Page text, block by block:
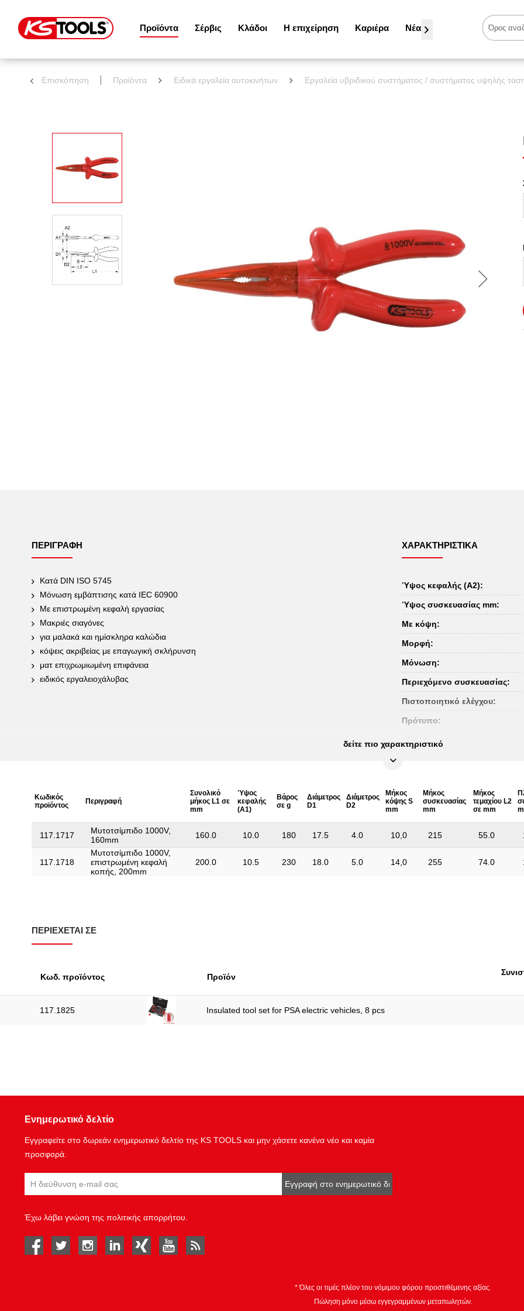
Προϊόντα Σέρβις Κλάδοι Η επιχείρηση Καριέρα Νέα 
Επισκόπηση Προϊόντα Ειδικά εργαλεία αυτοκινήτων Εργαλεία υβριδικού συστήματος / συστήματος υψηλής
ΠΕΡΙΓΡΑΦΉ
Κατά DIN ISO 5745
Μόνωση εμβάπτισης κατά IEC 60900
Με επιστρωμένη κεφαλή εργασίας
Μακριές σιαγόνες
για μαλακά και ημίσκληρα καλώδια
κόψεις ακριβείας με επαγωγική σκλήρυνση
ματ επιχρωμιωμένη επιφάνεια
ειδικός εργαλειοχάλυβας
ΧΑΡΑΚΤΗΡΙΣΤΙΚΆ
Ύψος κεφαλής (A2):
Ύψος συσκευασίας mm:
Με κόψη:
Μορφή:
Μόνωση:
Περιεχόμενο συσκευασίας:
Πιστοποιητικό ελέγχου:
Πρότυπο:
Χωρίς δυνατότητα
δείτε πιο χαρακτηριστικό
Κωδικός
προϊόντος
Περιγραφή
Συνολικό
μήκος L1 σε
mm
Ύψος
κεφαλής
(A1)
Βάρος
σε g
Διάμετρος
D1
Διάμετρος
D2
Μήκος
κόψης S
mm
Μήκος
συσκευασίας
mm
Μήκος
τεμαχίου L2
σε mm
117.1717
Μυτοτσίμπιδο 1000V,
160mm
160.0 10.0 180 17.5 4.0 10,0 215 55.0
117.1718
Μυτοτσίμπιδο 1000V,
επιστρωμένη κεφαλή
κοπής, 200mm
200.0 10.5 230 18.0 5.0 14,0 255 74.0
ΠΕΡΙΈΧΕΤΑΙ ΣΕ
Κωδ. προϊόντος Προϊόν
117.1825 Insulated tool set for PSA electric vehicles, 8 pcs
Ενημερωτικό δελτίο
Εγγραφείτε στο δωρεάν ενημερωτικό δελτίο της KS TOOLS και μην χάσετε κανένα νέο και καμία
προσφορά.
Εγγραφή στο ενημερωτικό δελτίο
Έχω λάβει γνώση της πολιτικής απορρήτου
facebook twitter instagramlinked in Xing youtube
* Όλες οι τιμές πλέον του νόμιμου φόρου προστιθέμενης αξίας.
Πώληση μόνο μέσω εγγεγραμμένων μεταπωλητών.